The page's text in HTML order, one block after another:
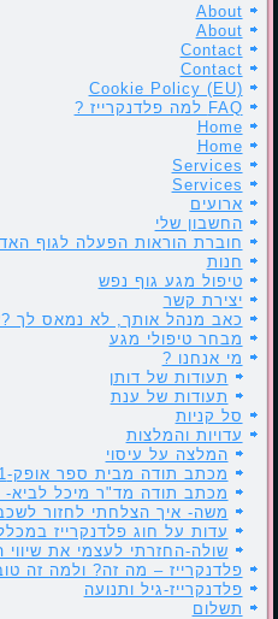
About
About
Contact
Contact
Cookie Policy (EU)
FAQ למה פלדנקרייז ?
Home
Home
Services
Services
ארועים
החשבון שלי
חוברת הוראות הפעלה לגוף
חנות
טיפול מגע גוף נפש
יצירת קשר
כאב מנהל אותך, לא נמאס לך
מבחר טיפולי מגע
מי אנחנו ?
תעודות של דותן
תעודות של ענת
סל קניות
עדויות והמלצות
המלצה על עיסוי
מכתב תודה מבית ספר אופק-2011
מכתב תודה מד"ר מיכל לביא-
משה- איך הצלחתי לחזור
עדות על חוג פלדנקרייז
שולה-החזרתי לעצמי את שיווי
פלדנקרייז – מה זה? ולמה זה
פלדנקרייז-גיל ותנועה
תשלום